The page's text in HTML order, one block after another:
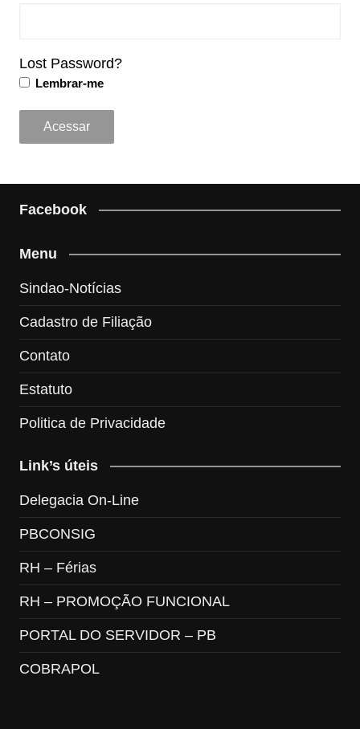
Lost Password?
Lembrar-me
Facebook
Menu
Sindao-Notícias
Cadastro de Filiação
Contato
Estatuto
Politica de Privacidade
Link’s úteis
Delegacia On-Line
PBCONSIG
RH – Férias
RH – PROMOÇÃO FUNCIONAL
PORTAL DO SERVIDOR – PB
COBRAPOL